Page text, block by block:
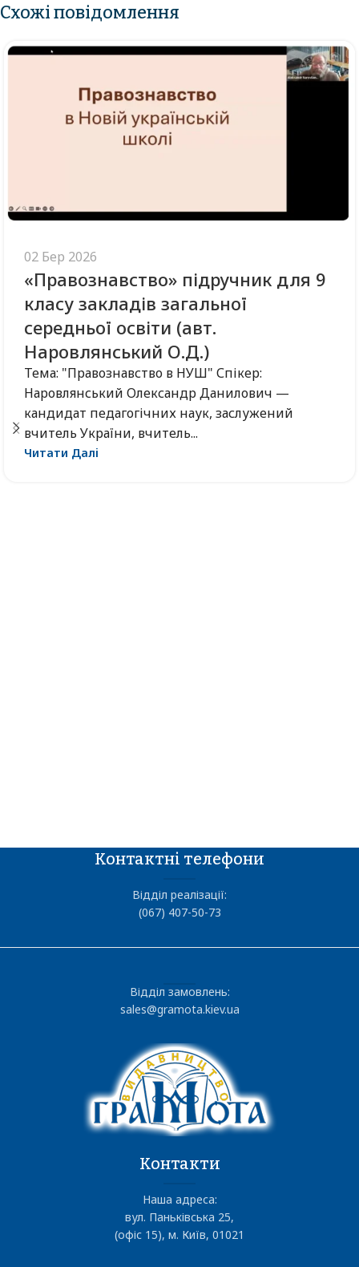
Схожі повідомлення
02 Бер 2026
«Правознавство» підручник для 9
класу закладів загальної
середньої освіти (авт.
Наровлянський О.Д.)
Тема: "Правознавство в НУШ" Спікер:
Наровлянський Олександр Данилович —
кандидат педагогічних наук, заслужений
вчитель України, вчитель...
Читати Далі
Контактні телефони
Відділ реалізації:
(067) 407-50-73
Відділ замовлень:
sales@gramota.kiev.ua
Контакти
Наша адреса:
вул. Паньківська 25,
(офіс 15), м. Київ, 01021